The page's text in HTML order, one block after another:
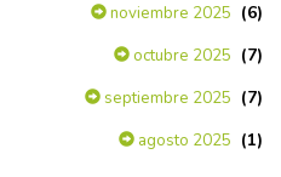
noviembre 2025 (6)
octubre 2025 (7)
septiembre 2025 (7)
agosto 2025 (1)